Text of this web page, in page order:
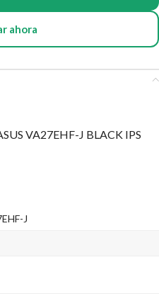
ahora
VA27EHF-J BLACK IPS
J